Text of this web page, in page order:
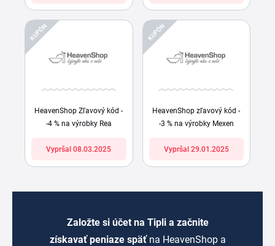
KUPÓN
HeavenShop Zľavový kód -
-4 % na výrobky Rea
Vypršal 08.03.2025
KUPÓN
HeavenShop zľavový kód -
-3 % na výrobky Mexen
Vypršal 29.01.2025
Založte si účet na Tipli a začnite
získavať peniaze späť na HeavenShop a